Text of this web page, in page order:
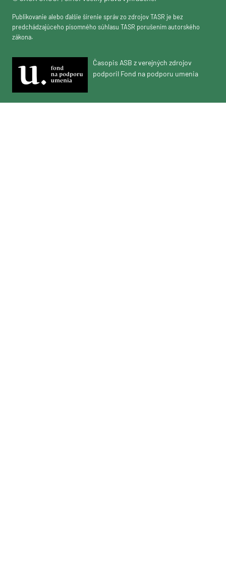
Publikovanie alebo ďalšie šírenie správ zo zdrojov TASR je bez
predchádzajúceho písomného súhlasu TASR porušením autorského
zákona.
Časopis ASB z verejných zdrojov
podporil Fond na podporu umenia